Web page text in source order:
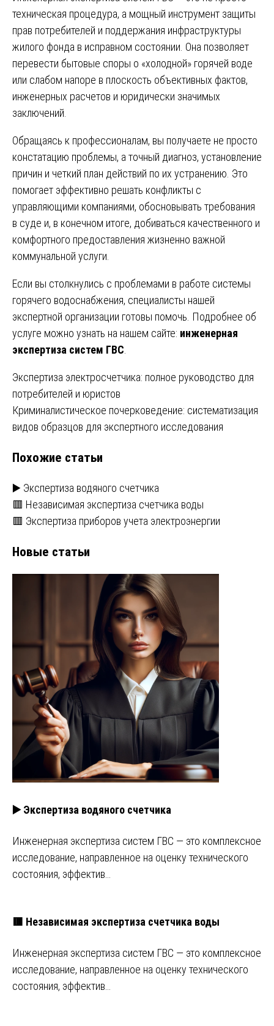
техническая процедура, а мощный инструмент защиты
прав потребителей и поддержания инфраструктуры
жилого фонда в исправном состоянии. Она позволяет
перевести бытовые споры о «холодной» горячей воде
или слабом напоре в плоскость объективных фактов,
инженерных расчетов и юридически значимых
заключений.
Обращаясь к профессионалам, вы получаете не просто
констатацию проблемы, а точный диагноз, установление
причин и четкий план действий по их устранению. Это
помогает эффективно решать конфликты с
управляющими компаниями, обосновывать требования
в суде и, в конечном итоге, добиваться качественного и
комфортного предоставления жизненно важной
коммунальной услуги.
Если вы столкнулись с проблемами в работе системы
горячего водоснабжения, специалисты нашей
экспертной организации готовы помочь. Подробнее об
услуге можно узнать на нашем сайте: инженерная
экспертиза систем ГВС
Навигация
по
записям
Экспертиза электросчетчика: полное руководство для
потребителей и юристов
Криминалистическое почерковедение: систематизация
видов образцов для экспертного исследования
Похожие статьи
▶️ Экспертиза водяного счетчика
🟥 Независимая экспертиза счетчика воды
🟥 Экспертиза приборов учета электроэнергии
Новые статьи
▶️ Экспертиза водяного счетчика
Инженерная экспертиза систем ГВС — это комплексное
исследование, направленное на оценку технического
состояния, эффектив…
🟥 Независимая экспертиза счетчика воды
Инженерная экспертиза систем ГВС — это комплексное
исследование, направленное на оценку технического
состояния, эффектив…